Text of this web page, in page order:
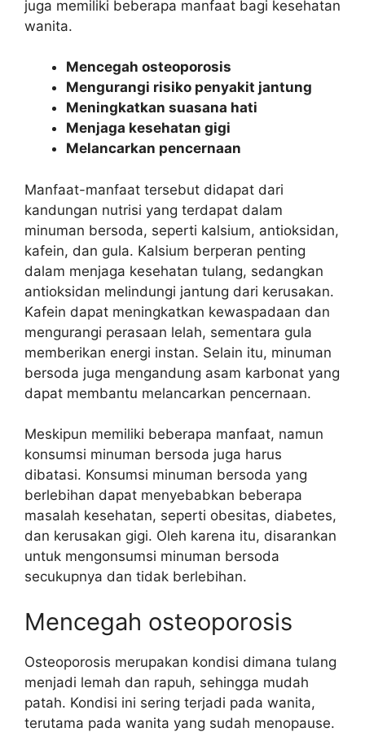
juga memiliki beberapa manfaat bagi kesehatan
wanita.
Mencegah osteoporosis
Mengurangi risiko penyakit jantung
Meningkatkan suasana hati
Menjaga kesehatan gigi
Melancarkan pencernaan
Manfaat-manfaat tersebut didapat dari
kandungan nutrisi yang terdapat dalam
minuman bersoda, seperti kalsium, antioksidan,
kafein, dan gula. Kalsium berperan penting
dalam menjaga kesehatan tulang, sedangkan
antioksidan melindungi jantung dari kerusakan.
Kafein dapat meningkatkan kewaspadaan dan
mengurangi perasaan lelah, sementara gula
memberikan energi instan. Selain itu, minuman
bersoda juga mengandung asam karbonat yang
dapat membantu melancarkan pencernaan.
Meskipun memiliki beberapa manfaat, namun
konsumsi minuman bersoda juga harus
dibatasi. Konsumsi minuman bersoda yang
berlebihan dapat menyebabkan beberapa
masalah kesehatan, seperti obesitas, diabetes,
dan kerusakan gigi. Oleh karena itu, disarankan
untuk mengonsumsi minuman bersoda
secukupnya dan tidak berlebihan.
Mencegah osteoporosis
Osteoporosis merupakan kondisi dimana tulang
menjadi lemah dan rapuh, sehingga mudah
patah. Kondisi ini sering terjadi pada wanita,
terutama pada wanita yang sudah menopause.